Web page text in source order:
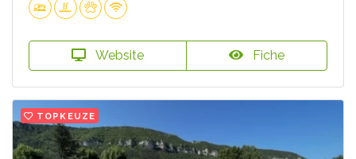
Website Fiche
TOPKEUZE